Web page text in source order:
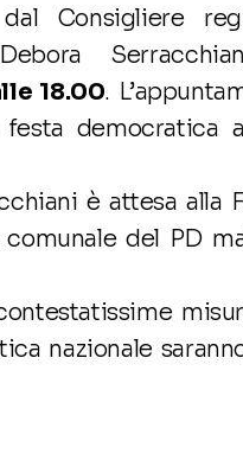
Consigliere
18.00.
festa democratica
è attesa alla
del PD
nazionale